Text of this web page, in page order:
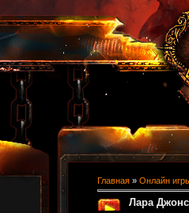
Главная » Онлайн
Лара